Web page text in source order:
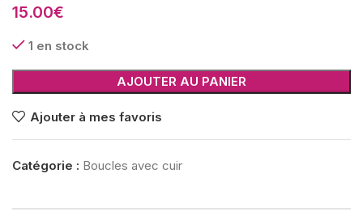
15.00€
1 en stock
AJOUTER AU PANIER
Ajouter à mes favoris
Catégorie : Boucles avec cuir